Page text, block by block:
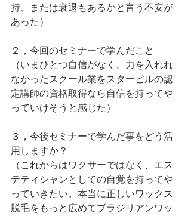
持、または衰退もあるかと言う不安が
あった）
２，今回のセミナーで学んだこと
（いまひとつ自信がなく、力を入れれ
なかったスクール業をスターピルの認
定講師の資格取得なら自信を持ってや
っていけそうと感じた）
３，今後セミナーで学んだ事をどう活
用しますか？
（これからはワクサーではなく、エス
テティシャンとしての自覚を持ってや
っていきたい。本当に正しいワックス
脱毛をもっと広めてブラジリアンワッ